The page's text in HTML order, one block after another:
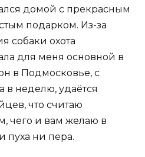
домой с прекрасным
подарком. Из-за
собаки охота
для меня основной в
в Подмосковье, с
в неделю, удаётся
что считаю
чего и вам желаю в
пуха ни пера.